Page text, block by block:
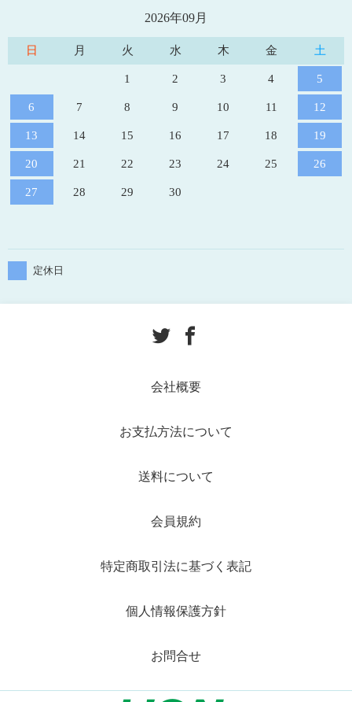
2026年09月
日 月 火 水 木 金 土
1 2 3 4 5
6 7 8 9 10 11 12
13 14 15 16 17 18 19
20 21 22 23 24 25 26
27 28 29 30
定休日
会社概要
お支払方法について
送料について
会員規約
特定商取引法に基づく表記
個人情報保護方針
お問合せ